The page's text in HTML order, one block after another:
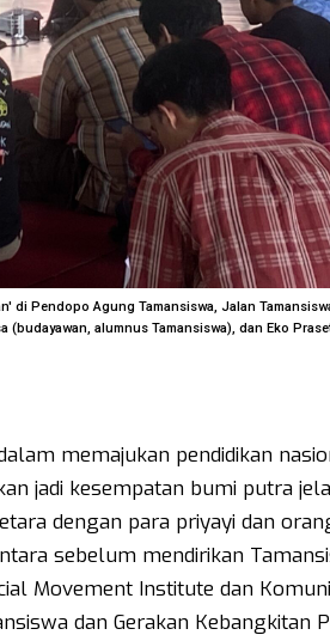
di Pendopo Agung Tamansiswa, Jalan
alumnus Tamansiswa), dan Eko
memajukan pendidikan
jadi kesempatan bumi putra
dengan para priyayi dan
sebelum mendirikan
Movement Institute dan
dan Gerakan Kebangkitan